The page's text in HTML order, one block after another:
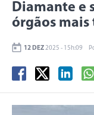
Diamante e
órgãos mais
12 DEZ2025 - 15h:09